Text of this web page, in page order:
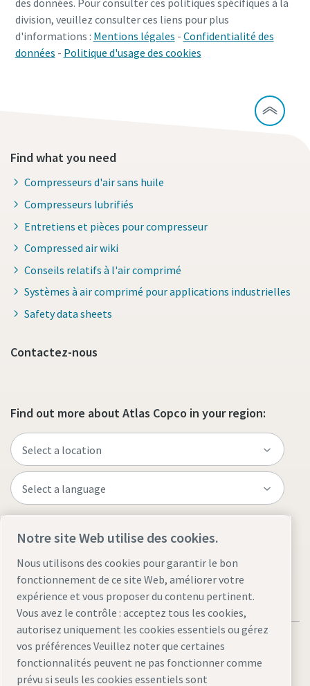
Le compresseur GA FLX
solution parfaite si vous recherchez des économies
d'énergie pour les compresseurs, mais que vous n'êtes pas
encore prêt pour un entraînement à vitesse variable
Découvrez le GA FLX
des données. Pour consulter ces politiques spécifiques à la
division, veuillez consulter ces liens pour plus
d'informations : Mentions légales - Confidentialité des
données - Politique d'usage des cookies
Find what you need
Compresseurs d'air sans huile
Compresseurs lubrifiés
Entretiens et pièces pour compresseur
Compressed air wiki
Conseils relatifs à l'air comprimé
Systèmes à air comprimé pour applications industrielles
Safety data sheets
Contactez-nous
Find out more about Atlas Copco in your region:
Visit the site
Notre site Web utilise des cookies.
Nous utilisons des cookies pour garantir le bon
fonctionnement de ce site Web, améliorer votre
expérience et vous proposer du contenu pertinent.
Vous avez le contrôle : acceptez tous les cookies,
autorisez uniquement les cookies essentiels ou gérez
vos préférences Veuillez noter que certaines
fonctionnalités peuvent ne pas fonctionner comme
prévu si seuls les cookies essentiels sont